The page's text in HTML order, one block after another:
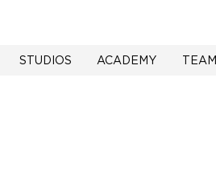
STUDIOS ACADEMY TEAM